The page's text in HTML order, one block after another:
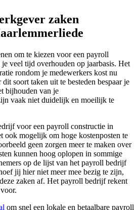
zaken
om te kiezen voor een payroll
veel tijd overhouden op jaarbasis. Het
rondom je medewerkers kost nu
soort taken uit te besteden bespaar je
bijhouden van je
vaak niet duidelijk en moeilijk te
voor een payroll constructie in
ook mogelijk om hoge kostenposten te
geen zorgen meer te maken over
kunnen hoog oplopen in sommige
op de lijst van het payroll bedrijf
jij hier niet meer mee bezig te zijn,
zaken af. Het payroll bedrijf rekent
om snel een lokale en betaalbare payroll